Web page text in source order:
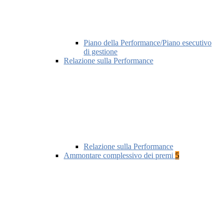
Piano della Performance/Piano esecutivo
di gestione
Relazione sulla Performance
Relazione sulla Performance
Ammontare complessivo dei premi 5